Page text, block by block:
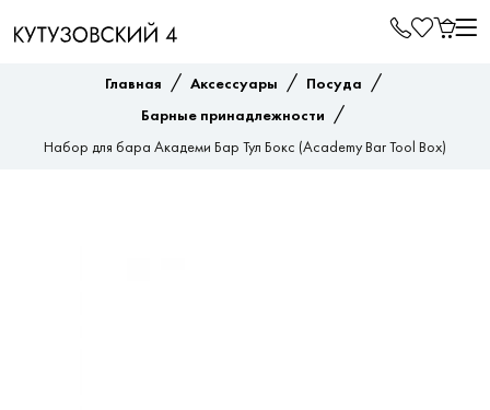
Главная / Аксессуары / Посуда /
Барные принадлежности /
Набор для бара Академи Бар Тул Бокс (Academy Bar Tool Box)